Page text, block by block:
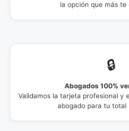
la opción que más te
🔒
Abogados 100%
Validamos la tarjeta profesional y
abogado para tu total